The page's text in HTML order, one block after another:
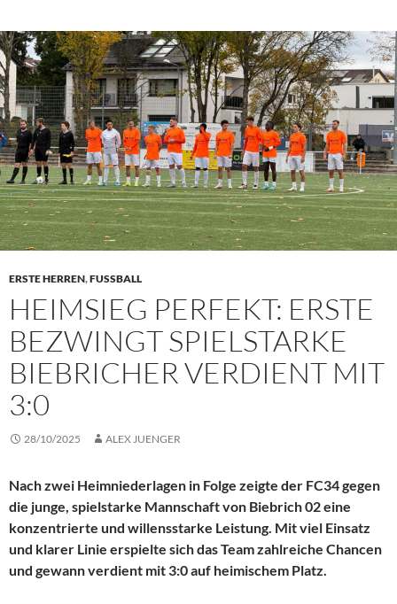
ERSTE HERREN,FUSSBALL
HEIMSIEG PERFEKT: ERSTE
BEZWINGT SPIELSTARKE
BIEBRICHER VERDIENT MIT
3:0
28/10/2025 ALEX JUENGER
Nach zwei Heimniederlagen in Folge zeigte der FC34 gegen
die junge, spielstarke Mannschaft von Biebrich 02 eine
konzentrierte und willensstarke Leistung. Mit viel Einsatz
und klarer Linie erspielte sich das Team zahlreiche Chancen
und gewann verdient mit 3:0 auf heimischem Platz.